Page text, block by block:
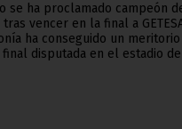
se ha proclamado campeón
vencer en la final a
ha conseguido un
disputada en el estadio